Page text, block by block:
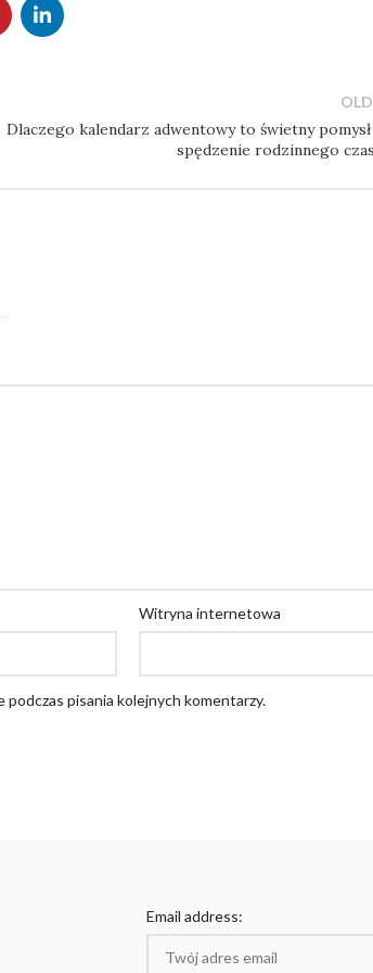
Dlaczego kalendarz adwentowy to świetny pomysł
spędzenie rodzinnego
Witryna internetowa
podczas pisania kolejnych komentarzy.
Email address: